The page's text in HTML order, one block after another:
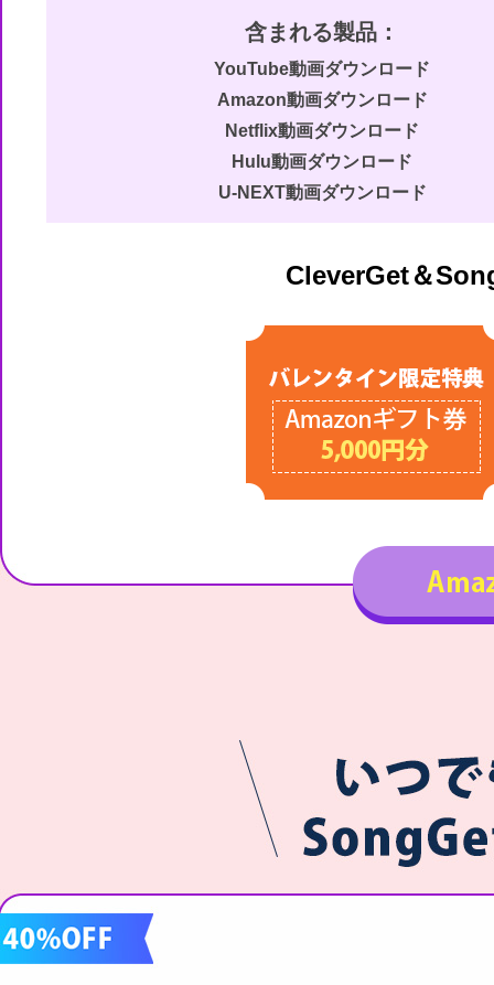
含まれる製品：
YouTube動画ダウンロード
Amazon動画ダウンロード
Netflix動画ダウンロード
Hulu動画ダウンロード
U-NEXT動画ダウンロード
ABEMA動画ダウンロード
FANZA動画ダウンロード
NHK+動画ダウンロード
TVer動画ダウンロード
楽天TV動画ダウンロード
Disney+動画ダウンロード
OnlyFans動画ダウンロード
M3U8動画ダウンロード
MPD動画ダウンロード
Apple TV+動画ダウンロード
HBO Max動画ダウンロード
Paramount+動画ダウンロード
ESPN Plus動画ダウンロード
Crunchyroll動画ダウンロード
CW動画ダウンロード
Joyn動画ダウンロード
CleverGet＆